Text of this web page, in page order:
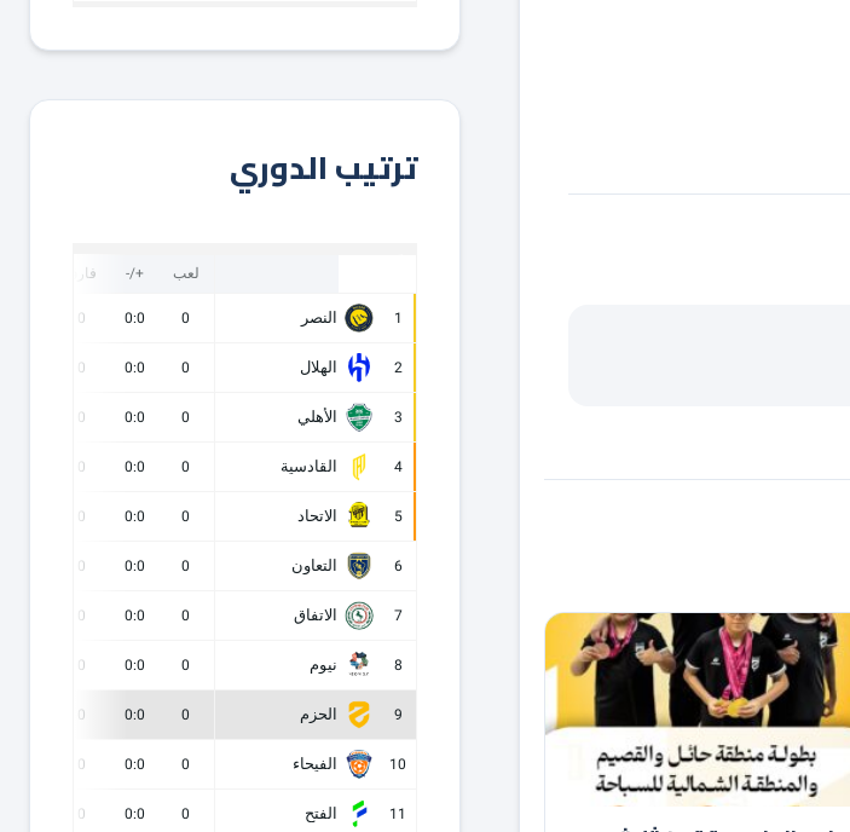
ترتيب الدوري
لعب +/- فارق
1 النصر 0
0:0
0
2 الهلال 0
0:0
0
3 الأهلي 0
0:0
0
4 القادسية 0
0:0
0
5 الاتحاد 0
0:0
0
6 التعاون 0
0:0
0
7 الاتفاق 0
0:0
0
8 نيوم 0
0:0
0
9 الحزم 0
0:0
0
10 الفيحاء 0
0:0
0
11 الفتح 0
0:0
0